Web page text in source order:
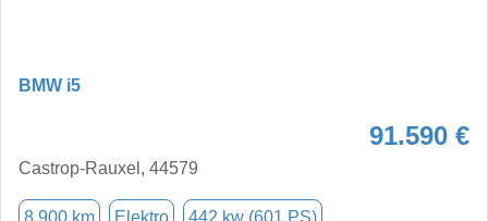
BMW i5
91.590 €
Castrop-Rauxel, 44579
8.900 km Elektro 442 kw (601 PS)